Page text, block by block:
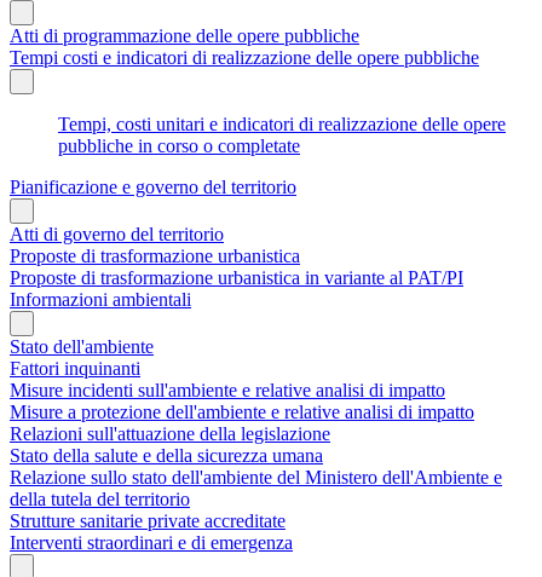
Atti di programmazione delle opere pubbliche
Tempi costi e indicatori di realizzazione delle opere pubbliche
Tempi, costi unitari e indicatori di realizzazione delle opere
pubbliche in corso o completate
Pianificazione e governo del territorio
Atti di governo del territorio
Proposte di trasformazione urbanistica
Proposte di trasformazione urbanistica in variante al PAT/PI
Informazioni ambientali
Stato dell'ambiente
Fattori inquinanti
Misure incidenti sull'ambiente e relative analisi di impatto
Misure a protezione dell'ambiente e relative analisi di impatto
Relazioni sull'attuazione della legislazione
Stato della salute e della sicurezza umana
Relazione sullo stato dell'ambiente del Ministero dell'Ambiente e
della tutela del territorio
Strutture sanitarie private accreditate
Interventi straordinari e di emergenza